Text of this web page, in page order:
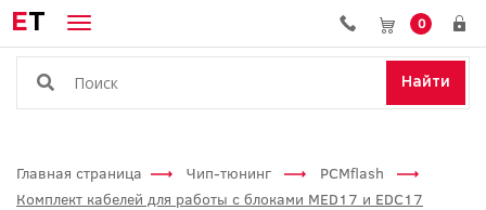
ET 0
Найти
Главная страница Чип-тюнинг
PCMflash
Комплект кабелей для работы с блоками MED17 и EDC17